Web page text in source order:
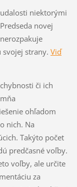
niektorými
novej
svojej strany. Viď
či ich
ohľadom
nich. Na
Takýto počet
predčasné voľby.
voľby, ale určite
za